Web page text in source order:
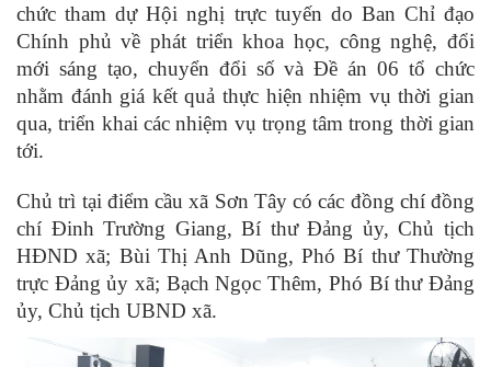
chức tham dự Hội nghị trực tuyến do Ban Chỉ đạo
Chính phủ về phát triển khoa học, công nghệ, đổi
mới sáng tạo, chuyển đổi số và Đề án 06 tổ chức
nhằm đánh giá kết quả thực hiện nhiệm vụ thời gian
qua, triển khai các nhiệm vụ trọng tâm trong thời gian
tới.
Chủ trì tại điểm cầu xã Sơn Tây có các đồng chí đồng
chí Đinh Trường Giang, Bí thư Đảng ủy, Chủ tịch
HĐND xã; Bùi Thị Anh Dũng, Phó Bí thư Thường
trực Đảng ủy xã; Bạch Ngọc Thêm, Phó Bí thư Đảng
ủy, Chủ tịch UBND xã.